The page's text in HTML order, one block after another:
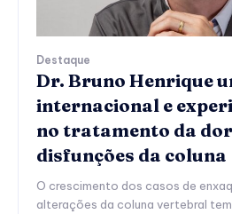
Destaque
Dr. Bruno Henrique
internacional e
no tratamento da dor
disfunções da coluna
O crescimento dos casos de
alterações da coluna vertebral